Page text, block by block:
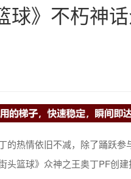
球》不朽神
的热情依旧不减，除了踊跃
篮球》众神之王奥丁PF创建